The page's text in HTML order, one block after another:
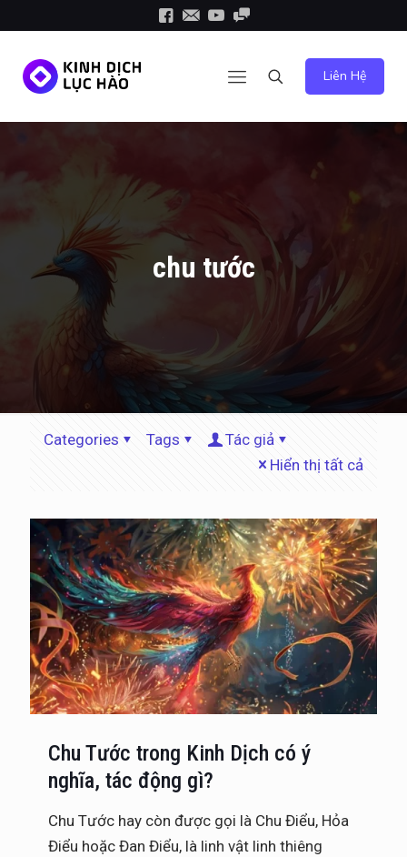
Liên Hệ
chu tước
Categories Tags
Tác giả
Hiển thị tất cả
Chu Tước trong Kinh Dịch có ý
nghĩa, tác động gì?
Chu Tước hay còn được gọi là Chu Điểu, Hỏa
Điểu hoặc Đan Điểu, là linh vật linh thiêng